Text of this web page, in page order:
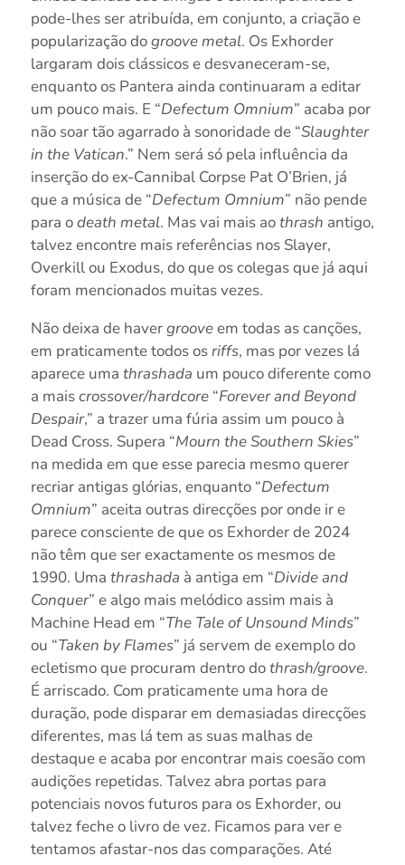
pode-lhes ser atribuída, em conjunto, a criação e
popularização dogroove metal. Os Exhorder
largaram dois clássicos e desvaneceram-se,
enquanto os Pantera ainda continuaram a editar
um pouco mais. E “Defectum Omnium” acaba por
não soar tão agarrado à sonoridade de “Slaughter
in the Vatican.” Nem será só pela influência da
inserção do ex-Cannibal Corpse Pat O’Brien, já
que a música de “Defectum Omnium” não pende
para odeath metal. Mas vai mais aothrash antigo,
talvez encontre mais referências nos Slayer,
Overkill ou Exodus, do que os colegas que já aqui
foram mencionados muitas vezes.
Não deixa de havergrooveem todas as canções,
em praticamente todos osriffs, mas por vezes lá
aparece uma thrashada um pouco diferente como
a maiscrossover/hardcore“Forever and Beyond
Despair,” a trazer uma fúria assim um pouco à
Dead Cross. Supera “Mourn the Southern Skies”
na medida em que esse parecia mesmo querer
recriar antigas glórias, enquanto “Defectum
Omnium” aceita outras direcções por onde ir e
parece consciente de que os Exhorder de 2024
não têm que ser exactamente os mesmos de
1990. Uma thrashada à antiga em “Divide and
Conquer” e algo mais melódico assim mais à
Machine Head em “The Tale of Unsound Minds”
ou “Taken by Flames” já servem de exemplo do
ecletismo que procuram dentro dothrash/groove.
É arriscado. Com praticamente uma hora de
duração, pode disparar em demasiadas direcções
diferentes, mas lá tem as suas malhas de
destaque e acaba por encontrar mais coesão com
audições repetidas. Talvez abra portas para
potenciais novos futuros para os Exhorder, ou
talvez feche o livro de vez. Ficamos para ver e
tentamos afastar-nos das comparações. Até